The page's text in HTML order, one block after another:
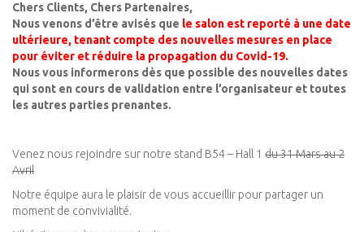
Chers Clients, Chers Partenaires,
Nous venons d’être avisés que le salon est reporté à une date
ultérieure, tenant compte des nouvelles mesures en place
pour éviter et réduire la propagation du Covid-19.
Nous vous informerons dès que possible des nouvelles dates
qui sont en cours de validation entre l’organisateur et toutes
les autres parties prenantes.
Venez nous rejoindre sur notre stand B54 – Hall 1 du 31 Mars au 2
Avril
Notre équipe aura le plaisir de vous accueillir pour partager un
moment de convivialité.